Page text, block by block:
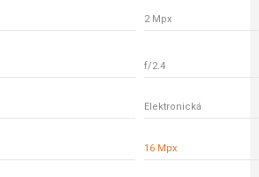
2 Mpx
f/2.4
Elektronická
16 Mpx